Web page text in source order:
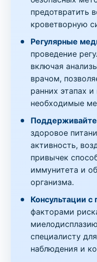
предотвратить
кроветворную
Регулярные
проведение
включая
врачом,
ранних этапах
необходимые
здоровое
активность,
привычек
иммунитета и
организма.
Консультации с
факторами
специалисту
наблюдения и